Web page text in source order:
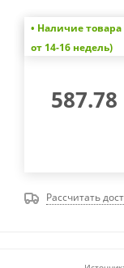
• Наличие
от 14-16 недель)
587.78
Рассчитать